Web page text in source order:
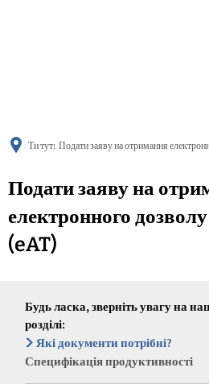
Ти тут: Подати заяву на отримання
Подати заяву на
електронного
(eAT)
Будь ласка, зверніть увагу на
розділі:
Які документи потрібні?
Специфікація продуктивності